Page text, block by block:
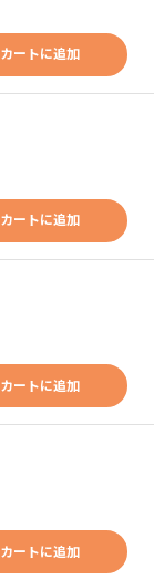
カートに追加
カートに追加
カートに追加
カートに追加